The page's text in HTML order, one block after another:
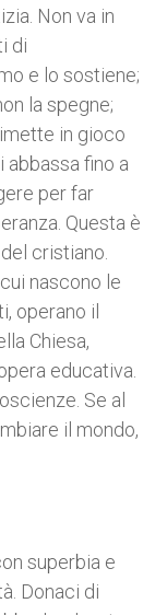
Non va in
di
e lo sostiene;
la spegne;
in gioco
abbassa fino a
per far
Questa è
cristiano.
nascono le
operano il
Chiesa,
educativa.
Se al
il mondo,
superbia e
Donaci di